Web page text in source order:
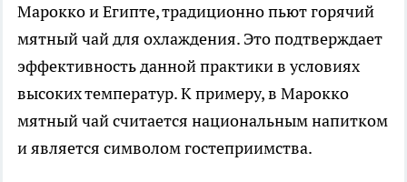
Марокко и Египте, традиционно пьют горячий
мятный чай для охлаждения. Это подтверждает
эффективность данной практики в условиях
высоких температур. К примеру, в Марокко
мятный чай считается национальным напитком
и является символом гостеприимства.